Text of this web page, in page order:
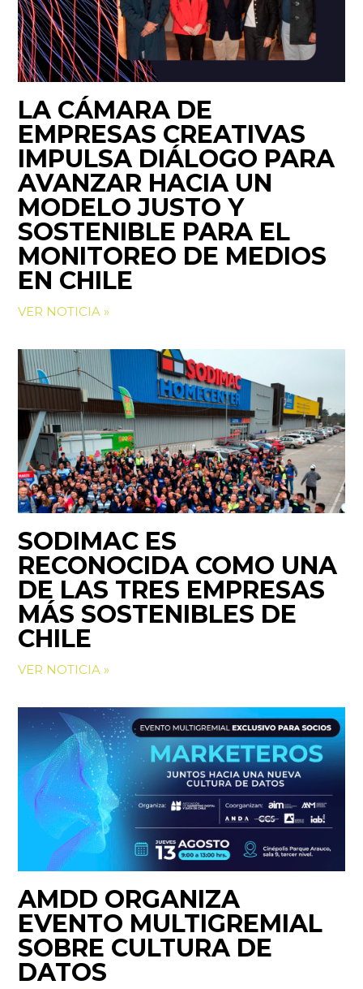
LA CÁMARA DE
EMPRESAS CREATIVAS
IMPULSA DIÁLOGO PARA
AVANZAR HACIA UN
MODELO JUSTO Y
SOSTENIBLE PARA EL
MONITOREO DE MEDIOS
EN CHILE
VER NOTICIA »
SODIMAC ES
RECONOCIDA COMO UNA
DE LAS TRES EMPRESAS
MÁS SOSTENIBLES DE
CHILE
VER NOTICIA »
AMDD ORGANIZA
EVENTO MULTIGREMIAL
SOBRE CULTURA DE
DATOS